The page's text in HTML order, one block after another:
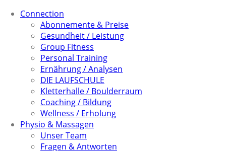
Connection
Abonnemente & Preise
Gesundheit / Leistung
Group Fitness
Personal Training
Ernährung / Analysen
DIE LAUFSCHULE
Kletterhalle / Boulderraum
Coaching / Bildung
Wellness / Erholung
Physio & Massagen
Unser Team
Fragen & Antworten